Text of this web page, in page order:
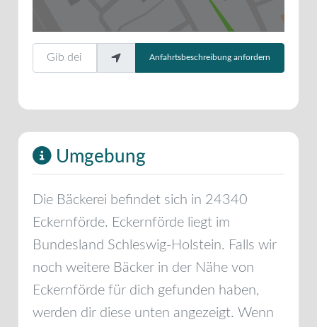
Gib deinen Standort ein.
Anfahrtsbeschreibung anfordern
Umgebung
Die Bäckerei befindet sich in 24340
Eckernförde. Eckernförde liegt im
Bundesland Schleswig-Holstein. Falls wir
noch weitere Bäcker in der Nähe von
Eckernförde für dich gefunden haben,
werden dir diese unten angezeigt. Wenn